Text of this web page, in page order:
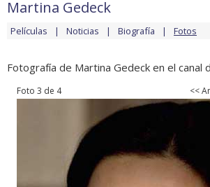
Martina Gedeck
Películas Noticias Biografía Fotos
Fotografía de Martina Gedeck en el canal
Foto 3 de 4 <<